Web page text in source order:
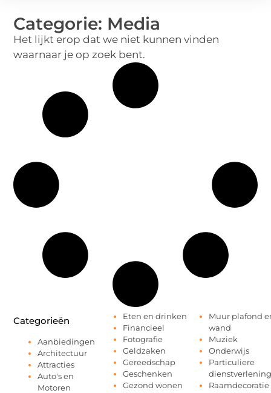
Categorie: Media
Het lijkt erop dat we niet kunnen vinden
waarnaar je op zoek bent.
Categorieën
Aanbiedingen
Architectuur
Attracties
Auto's en
Motoren
Eten en drinken
Financieel
Fotografie
Geldzaken
Gereedschap
Geschenken
Gezond wonen
Muur plafond
wand
Muziek
Onderwijs
Particuliere
dienstverlening
Raamdecoratie